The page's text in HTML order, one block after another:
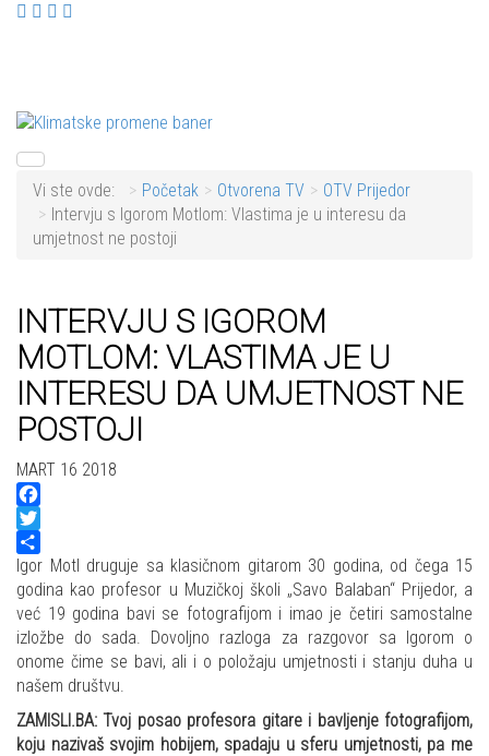
Vi ste ovde: Početak Otvorena TV
OTV Prijedor
Intervju s Igorom Motlom: Vlastima je u interesu da
umjetnost ne postoji
INTERVJU S IGOROM
MOTLOM: VLASTIMA JE U
INTERESU DA UMJETNOST NE
POSTOJI
MART 16 2018
Facebook
Twitter
Share
Igor Motl druguje sa klasičnom gitarom 30 godina, od čega 15
godina kao profesor u Muzičkoj školi „Savo Balaban“ Prijedor, a
već 19 godina bavi se fotografijom i imao je četiri samostalne
izložbe do sada. Dovoljno razloga za razgovor sa Igorom o
onome čime se bavi, ali i o položaju umjetnosti i stanju duha u
našem društvu.
ZAMISLI.BA: Tvoj posao profesora gitare i bavljenje fotografijom,
koju nazivaš svojim hobijem, spadaju u sferu umjetnosti, pa me